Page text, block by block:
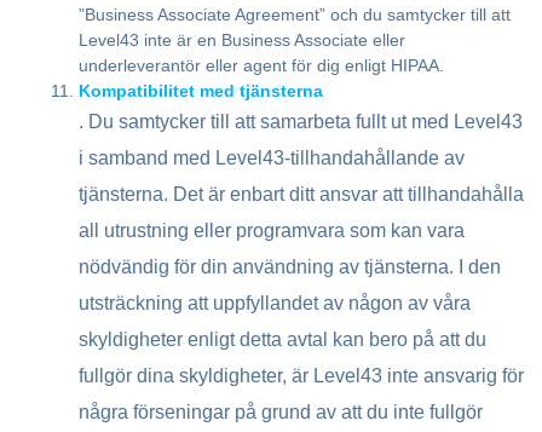
”Business Associate Agreement” och du samtycker till att
Level43 inte är en Business Associate eller
underleverantör eller agent för dig enligt HIPAA.
Kompatibilitet med tjänsterna
. Du samtycker till att samarbeta fullt ut med Level43
i samband med Level43-tillhandahållande av
tjänsterna. Det är enbart ditt ansvar att tillhandahålla
all utrustning eller programvara som kan vara
nödvändig för din användning av tjänsterna. I den
utsträckning att uppfyllandet av någon av våra
skyldigheter enligt detta avtal kan bero på att du
fullgör dina skyldigheter, är Level43 inte ansvarig för
några förseningar på grund av att du inte fullgör